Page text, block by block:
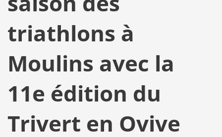
triathlons à
Moulins avec la
11e édition du
Trivert en Ovive